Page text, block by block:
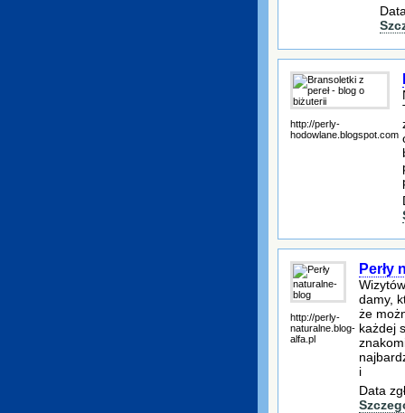
http://perly-
hodowlane.blogspot.com
http://perly-
naturalne.blog-
alfa.pl
Perły
damy,
że
każdej
i
Data